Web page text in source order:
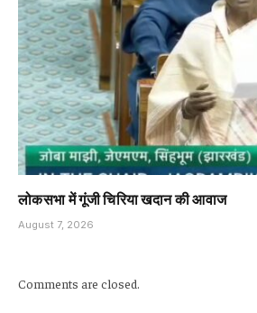
लोकसभा में गूंजी चिरिया खदान की आवाज
August 7, 2026
Comments are closed.